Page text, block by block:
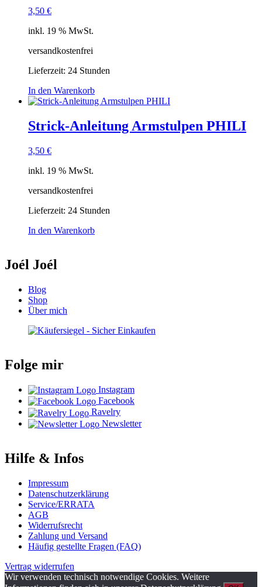
3,50 €
inkl. 19 % MwSt.
versandkostenfrei
Lieferzeit: 24 Stunden
In den Warenkorb
Strick-Anleitung Armstulpen PHILI
3,50 €
inkl. 19 % MwSt.
versandkostenfrei
Lieferzeit: 24 Stunden
In den Warenkorb
Joél Joél
Blog
Shop
Über mich
Folge mir
Instagram
Facebook
Ravelry
Newsletter
Hilfe & Infos
Impressum
Datenschutzerklärung
Service/ERRATA
AGB
Widerrufsrecht
Zahlung und Versand
Häufig gestellte Fragen (FAQ)
Vertrag widerrufen
Wir verwenden technisch notwendige Cookies. Weitere